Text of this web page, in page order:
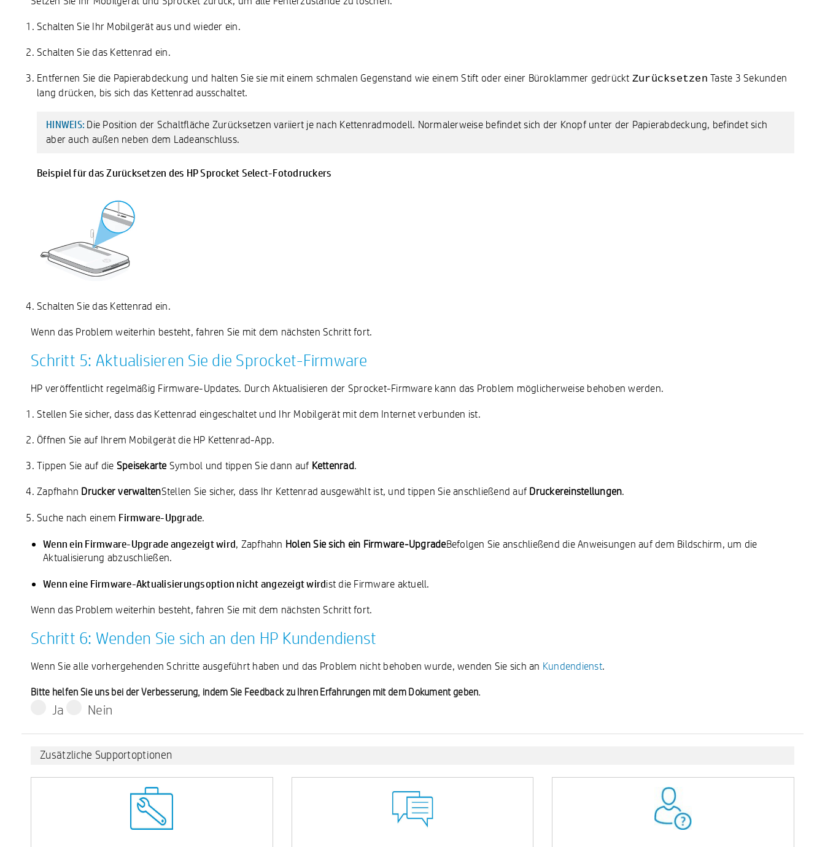
Schalten Sie Ihr Mobilgerät aus und wieder ein.
Schalten Sie das Kettenrad ein.
Entfernen Sie die Papierabdeckung und halten Sie sie mit einem schmalen Gegenstand wie einem Stift oder einer Büroklammer gedrückt Zurücksetzen Taste 3 Sekunden
lang drücken, bis sich das Kettenrad ausschaltet.
HINWEIS: Die Position der Schaltfläche Zurücksetzen variiert je nach Kettenradmodell. Normalerweise befindet sich der Knopf unter der Papierabdeckung, befindet sich
aber auch außen neben dem Ladeanschluss.
Beispiel für das Zurücksetzen des HP Sprocket Select-Fotodruckers
Schalten Sie das Kettenrad ein.
Wenn das Problem weiterhin besteht, fahren Sie mit dem nächsten Schritt fort.
Schritt 5: Aktualisieren Sie die Sprocket-Firmware
HP veröffentlicht regelmäßig Firmware-Updates. Durch Aktualisieren der Sprocket-Firmware kann das Problem möglicherweise behoben werden.
Stellen Sie sicher, dass das Kettenrad eingeschaltet und Ihr Mobilgerät mit dem Internet verbunden ist.
Öffnen Sie auf Ihrem Mobilgerät die HP Kettenrad-App.
Tippen Sie auf die Speisekarte Symbol und tippen Sie dann auf Kettenrad.
Zapfhahn Drucker verwaltenStellen Sie sicher, dass Ihr Kettenrad ausgewählt ist, und tippen Sie anschließend auf Druckereinstellungen.
Suche nach einem Firmware-Upgrade.
Wenn ein Firmware-Upgrade angezeigt wird, Zapfhahn Holen Sie sich ein Firmware-UpgradeBefolgen Sie anschließend die Anweisungen auf dem Bildschirm, um die
Aktualisierung abzuschließen.
Wenn eine Firmware-Aktualisierungsoption nicht angezeigt wirdist die Firmware aktuell.
Wenn das Problem weiterhin besteht, fahren Sie mit dem nächsten Schritt fort.
Schritt 6: Wenden Sie sich an den HP Kundendienst
Wenn Sie alle vorhergehenden Schritte ausgeführt haben und das Problem nicht behoben wurde, wenden Sie sich an Kundendienst.
Bitte helfen Sie uns bei der Verbesserung, indem Sie Feedback zu Ihren Erfahrungen mit dem Dokument geben.
Ja Nein
Zusätzliche Supportoptionen